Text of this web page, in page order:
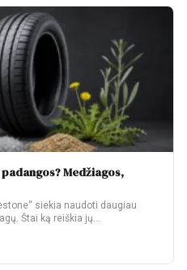
Medžiagos,
siekia naudoti daugiau
Štai ką reiškia jų…